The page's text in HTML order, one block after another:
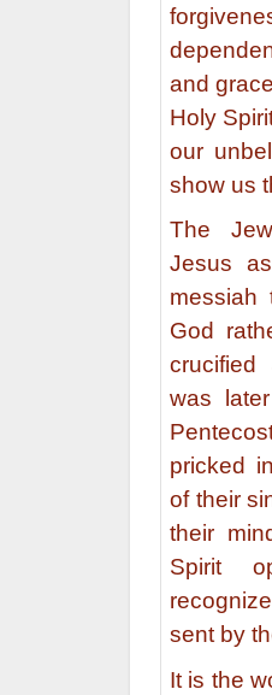
and
Holy
our
show us
The
Jesus
messiah
God
crucified
was
pricked
of their
their
Spirit
sent by
It is the